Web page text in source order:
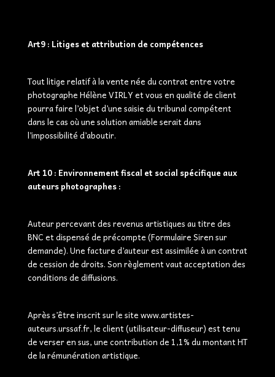
Art9 : Litiges et attribution de compétences
Tout litige relatif à la vente née du contrat entre votre
photographe Hélène VIRLY et vous en qualité de client
pourra faire l’objet d’une saisie du tribunal compétent
dans le cas où une solution amiable serait dans
l’impossibilité d’aboutir.
Art 10 : Environnement fiscal et social spécifique aux
auteurs photographes :
Auteur percevant des revenus artistiques au titre des
BNC et dispensé de précompte (Formulaire Siren sur
demande). Une facture d’auteur est assimilée à un contrat
de cession de droits. Son règlement vaut acceptation des
conditions de diffusions.
Après s’être inscrit sur le site www.artistes-
auteurs.urssaf.fr, le client (utilisateur-diffuseur) est tenu
de verser en sus, une contribution de 1,1% du montant HT
de la rémunération artistique.